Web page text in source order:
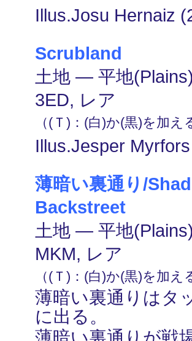
Illus.Josu Hernaiz
Scrubland
土地 ― 平地
3ED, レア
（(Ｔ)：(白)か(黒)を加え
Illus.Jesper
薄暗い裏通り/
Backstreet
土地 ― 平地
MKM, レア
（(Ｔ)：(白)か(黒)を加え
薄暗い裏通りはタ
に出る。